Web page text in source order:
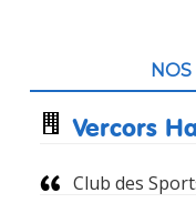
pied
de
Vercors
Club des